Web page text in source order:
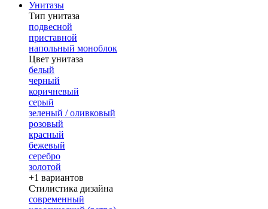
Унитазы
Тип унитаза
подвесной
приставной
напольный моноблок
Цвет унитаза
белый
черный
коричневый
серый
зеленый / оливковый
розовый
красный
бежевый
серебро
золотой
+1 вариантов
Стилистика дизайна
современный